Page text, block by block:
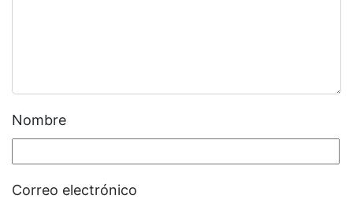
Nombre
Correo electrónico